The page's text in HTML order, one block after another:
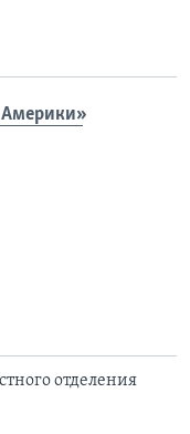
Америки»
отделения